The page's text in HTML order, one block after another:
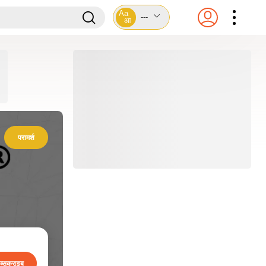
Aa
आ
---
परामर्श